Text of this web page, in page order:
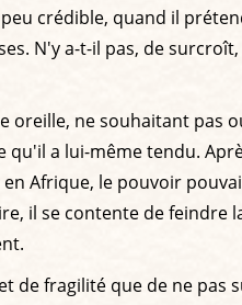
crédible, quand il
N'y a-t-il pas, de
oreille, ne souhaitant
a lui-même tendu.
Afrique, le pouvoir
il se contente de
de fragilité que de ne